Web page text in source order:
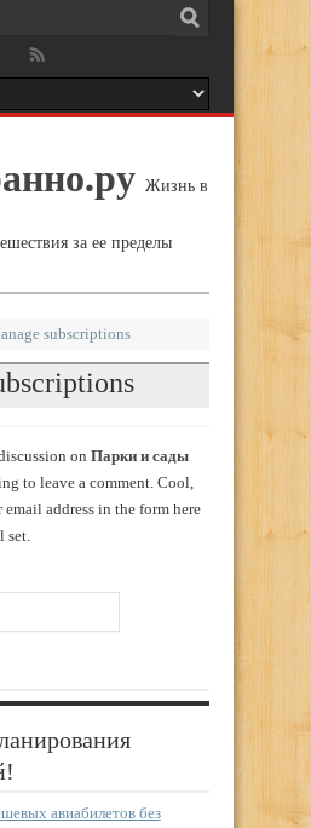
Жизнь в
за ее пределы
subscriptions
on Парки и сады
to leave a comment. Cool,
email address in the form here
set.
авиабилетов без